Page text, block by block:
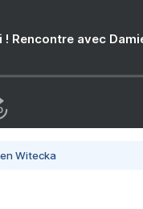
Rencontre avec
Witecka